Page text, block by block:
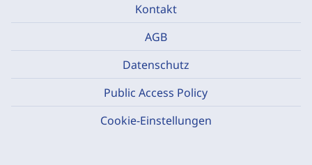
Kontakt
AGB
Datenschutz
Public Access Policy
Cookie-Einstellungen